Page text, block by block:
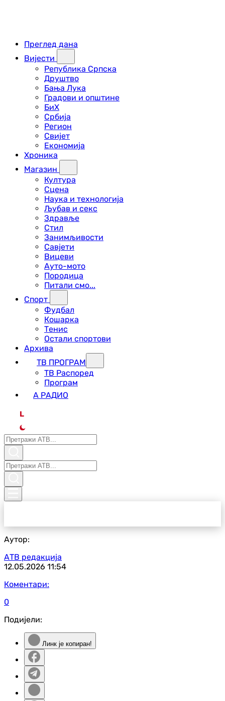
Преглед дана
Вијести
Република Српска
Друштво
Бања Лука
Градови и општине
БиХ
Србија
Регион
Свијет
Економија
Хроника
Магазин
Култура
Сцена
Наука и технологија
Љубав и секс
Здравље
Стил
Занимљивости
Савјети
Вицеви
Ауто-мото
Породица
Питали смо...
Спорт
Фудбал
Кошарка
Тенис
Остали спортови
Архива
ТВ ПРОГРАМ
ТВ Распоред
Програм
А РАДИО
L
Аутор:
АТВ редакција
12.05.2026 11:54
Коментари:
0
Подијели:
Линк је копиран!